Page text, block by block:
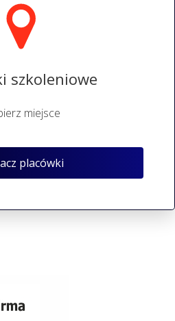
szkoleniowe
miejsce
placówki